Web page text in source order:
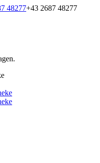
48277+43 2687 48277